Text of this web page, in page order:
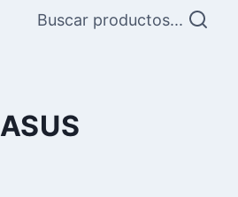
Buscar productos...
ASUS